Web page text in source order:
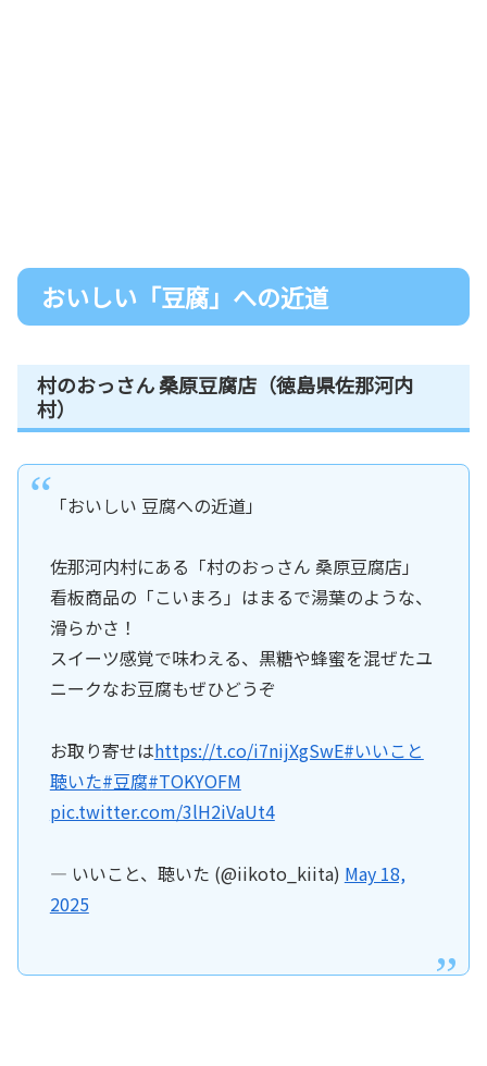
おいしい「豆腐」への近道
村のおっさん 桑原豆腐店（徳島県佐那河内
村）
「おいしい 豆腐への近道」
佐那河内村にある「村のおっさん 桑原豆腐店」
看板商品の「こいまろ」はまるで湯葉のような、
滑らかさ！
スイーツ感覚で味わえる、黒糖や蜂蜜を混ぜたユ
ニークなお豆腐もぜひどうぞ
お取り寄せはhttps://t.co/i7nijXgSwE#いいこと
聴いた#豆腐#TOKYOFM
pic.twitter.com/3lH2iVaUt4
— いいこと、聴いた (@iikoto_kiita) May 18,
2025